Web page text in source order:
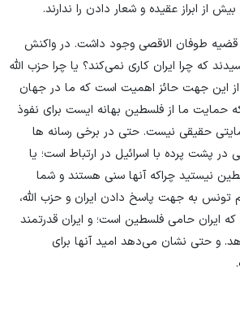
از ابراز عقیده و شعار دادن را ندارند.
قضیه طوفان الاقصی وجود داشت. در واکنش
که چرا ایران کاری نمی‌کند؟ یا چرا حزب الله
از این جهت حائز اهمیت است که ما در جهان
حمایت ما از فلسطین بهانه ایست برای نفوذ
حقیقی نیست. حتی در برخی رسانه ها
پشت پرده با اسرائیل در ارتباط است؛ یا
نیستید چراکه آنها سنی هستند و شما
به جهت پاسخ دادن ایران و حزب الله،
ایران حامی فلسطین است؛ و ایران قدرتمند
و حتی نشان می‌دهد امید آنها برای